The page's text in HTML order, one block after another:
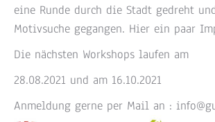
eine Runde durch die Stadt gedreht
Motivsuche gegangen. Hier ein paar
Die nächsten Workshops laufen am
28.08.2021 und am 16.10.2021
Anmeldung gerne per Mail an :